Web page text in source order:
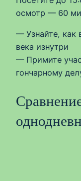
осмотр — 60
— Узнайте, как
века изнутри
— Примите
гончарному